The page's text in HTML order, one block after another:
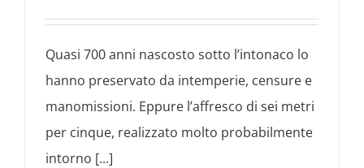
Quasi 700 anni nascosto sotto l’intonaco lo
hanno preservato da intemperie, censure e
manomissioni. Eppure l’affresco di sei metri
per cinque, realizzato molto probabilmente
intorno [...]